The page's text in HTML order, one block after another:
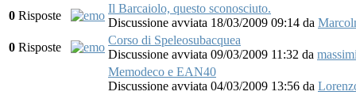
0 Risposte
Il Barcaiolo, questo sconosciuto.
Discussione avviata 18/03/2009 09:14 da
0 Risposte
Corso di Speleosubacquea
Discussione avviata 09/03/2009 11:32 da
Memodeco e EAN40
Discussione avviata 04/03/2009 13:56 da